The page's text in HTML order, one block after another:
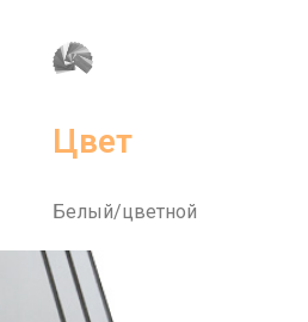
Цвет
Белый/цветной